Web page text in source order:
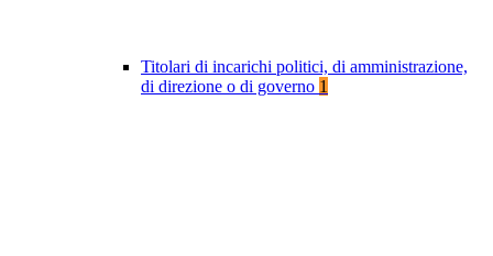
Titolari di incarichi politici, di amministrazione,
di direzione o di governo 1